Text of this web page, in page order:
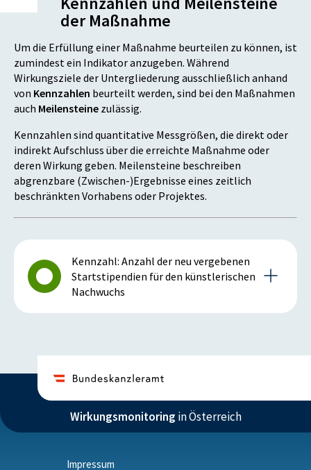
der Maßnahme
Um die Erfüllung einer Maßnahme beurteilen zu können, ist
zumindest ein Indikator anzugeben. Während
Wirkungsziele der Untergliederung ausschließlich anhand
von Kennzahlen beurteilt werden, sind bei den Maßnahmen
auch Meilensteine zulässig.
Kennzahlen sind quantitative Messgrößen, die direkt oder
indirekt Aufschluss über die erreichte Maßnahme oder
deren Wirkung geben. Meilensteine beschreiben
abgrenzbare (Zwischen-)Ergebnisse eines zeitlich
beschränkten Vorhabens oder Projektes.
Kennzahl: Anzahl der neu vergebenen
Startstipendien für den künstlerischen
Nachwuchs
2015
Anmerkung: positiv bei steigender Kennzahl
Wirkungsmonitoring in Österreich
Impressum